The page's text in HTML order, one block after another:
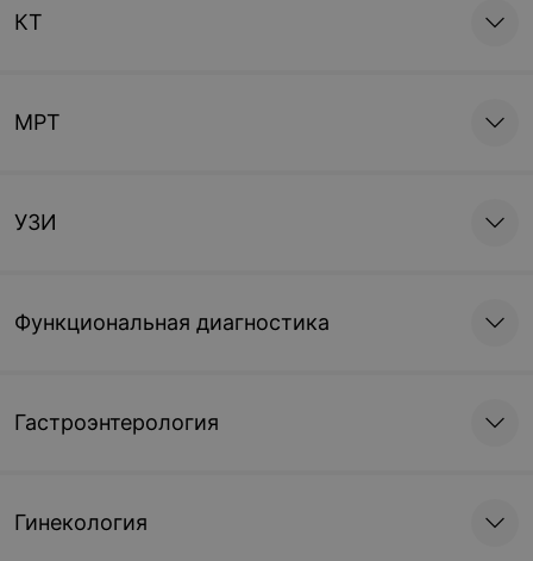
КТ
МРТ
УЗИ
Функциональная диагностика
Гастроэнтерология
Гинекология